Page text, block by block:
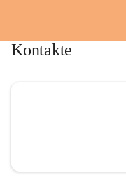
Kontakte